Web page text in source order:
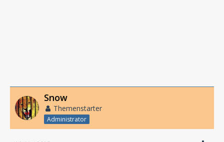
Snow
Themenstarter
Administrator